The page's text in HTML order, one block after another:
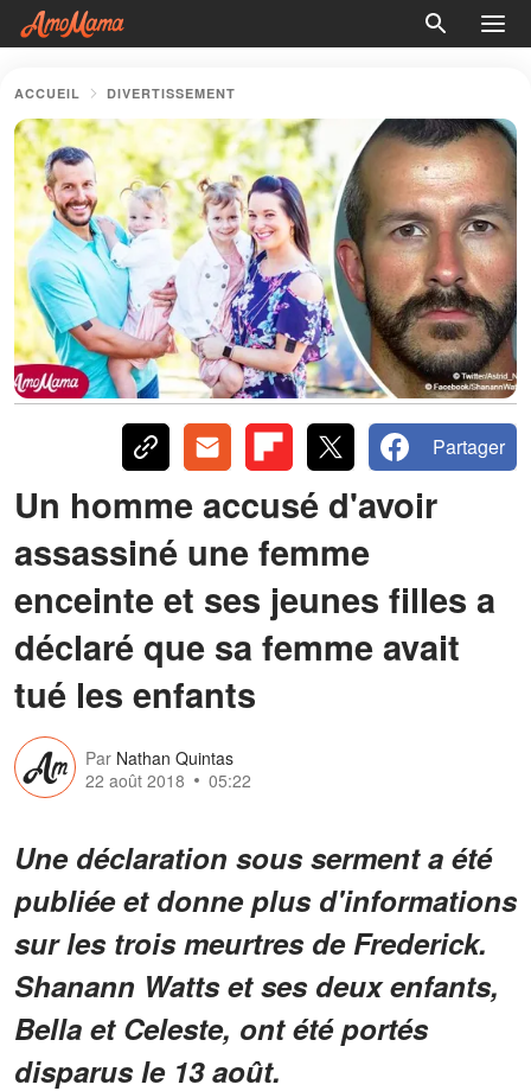
ACCUEIL DIVERTISSEMENT
Partager
Un homme accusé d'avoir
assassiné une femme
enceinte et ses jeunes filles a
déclaré que sa femme avait
tué les enfants
Par Nathan Quintas
22 août 2018
05:22
Une déclaration sous serment a été
publiée et donne plus d'informations
sur les trois meurtres de Frederick.
Shanann Watts et ses deux enfants,
Bella et Celeste, ont été portés
disparus le 13 août.